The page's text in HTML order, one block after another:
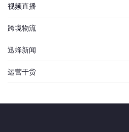
视频直播
跨境物流
迅蜂新闻
运营干货